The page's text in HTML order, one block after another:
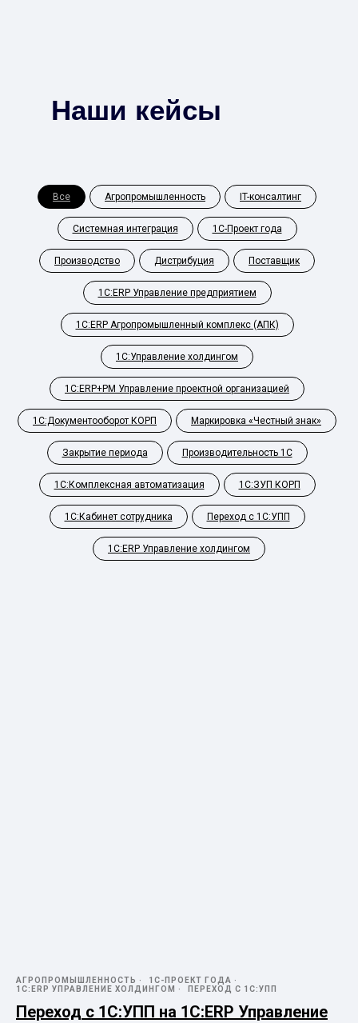
Наши кейсы
Все Агропромышленность IT-консалтинг
Системная интеграция 1С-Проект года
Производство Дистрибуция Поставщик
1С:ERP Управление предприятием
1С:ERP Агропромышленный комплекс (АПК)
1С:Управление холдингом
1С:ERP+PM Управление проектной организацией
1С:Документооборот КОРП Маркировка «Честный знак»
Закрытие периода Производительность 1С
1С:Комплексная автоматизация 1С:ЗУП КОРП
1С:Кабинет сотрудника Переход с 1С:УПП
1С:ERP Управление холдингом
АГРОПРОМЫШЛЕННОСТЬ
1С-ПРОЕКТ ГОДА
1С:ERP УПРАВЛЕНИЕ ХОЛДИНГОМ
ПЕРЕХОД С 1С:УПП
Переход с 1С:УПП на 1С:ERP Управление